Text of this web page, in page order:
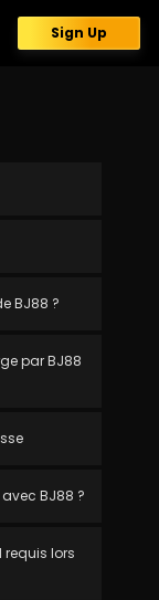
Sign Up
BJ88 ?
par BJ88
BJ88 ?
requis lors